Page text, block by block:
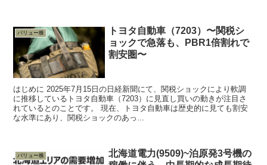
バリュー株
トヨタ自動車（7203）〜関税シ
ョックで急落も、PBR1倍割れで
割安圏〜
はじめに 2025年7月15日の日経新聞にて、関税ショックにより軟調
に推移しているトヨタ自動車（7203）に見直し買いの動きが注目さ
れているとのことです。 現在、トヨタ自動車は歴史的に見ても割安
な水準にあり、関税ショックのあっ...
バリュー株
北海道電力(9509)~泊原発3号機の